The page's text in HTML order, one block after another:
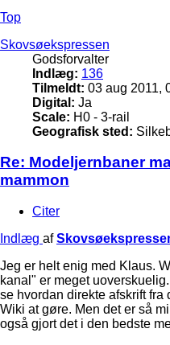
Top
Skovsøekspressen
Godsforvalter
Indlæg: 136
Tilmeldt: 03 aug 2011,
Digital: Ja
Scale: H0 - 3-rail
Geografisk sted:
Re: Modeljernbaner
mammon
Citer
Indlæg af
Jeg er helt enig med Klaus.
kanal" er meget
se hvordan direkte afskrift fra
Wiki at gøre. Men det er så
også gjort det i den bedste